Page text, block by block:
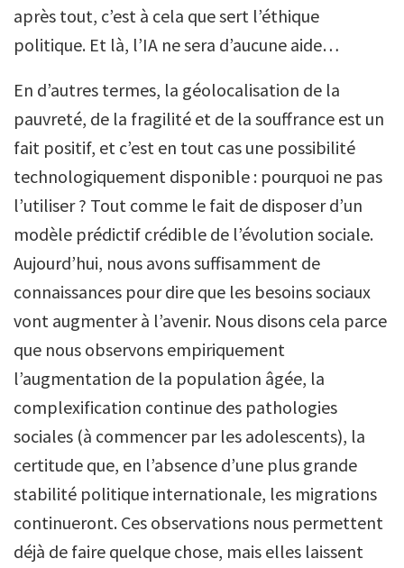
après tout, c’est à cela que sert l’éthique
politique. Et là, l’IA ne sera d’aucune aide…
En d’autres termes, la géolocalisation de la
pauvreté, de la fragilité et de la souffrance est un
fait positif, et c’est en tout cas une possibilité
technologiquement disponible : pourquoi ne pas
l’utiliser ? Tout comme le fait de disposer d’un
modèle prédictif crédible de l’évolution sociale.
Aujourd’hui, nous avons suffisamment de
connaissances pour dire que les besoins sociaux
vont augmenter à l’avenir. Nous disons cela parce
que nous observons empiriquement
l’augmentation de la population âgée, la
complexification continue des pathologies
sociales (à commencer par les adolescents), la
certitude que, en l’absence d’une plus grande
stabilité politique internationale, les migrations
continueront. Ces observations nous permettent
déjà de faire quelque chose, mais elles laissent